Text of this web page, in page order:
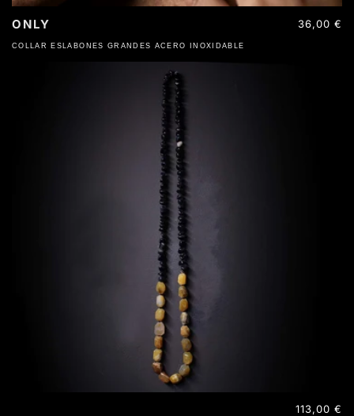
COLLAR ESLABONES GRANDES ACERO INOXIDABLE
ONLY
Precio
36,00 €
Precio
113,00 €